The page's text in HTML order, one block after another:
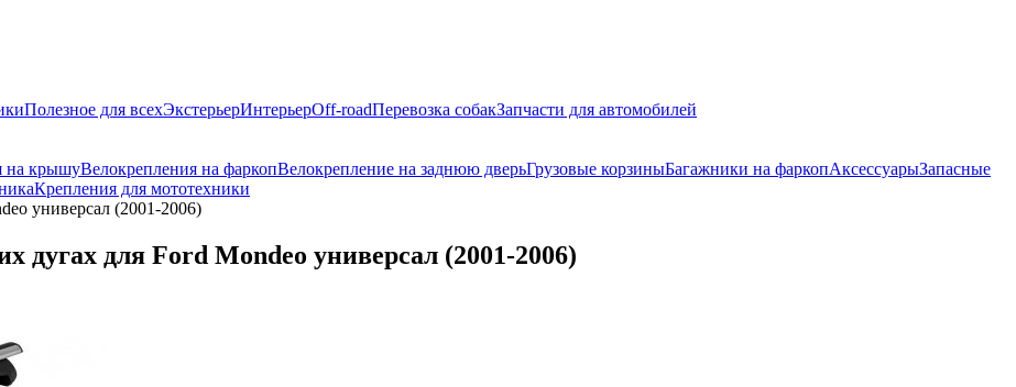
Полезное для всехЭкстерьерИнтерьерOff-roadПеревозка собакЗапчасти для автомобилей
на крышуВелокрепления на фаркопВелокрепление на заднюю дверьГрузовые корзиныБагажники на фаркопАксессуарыЗапасные
Крепления для мототехники
универсал (2001-2006)
дугах для Ford Mondeo универсал (2001-2006)